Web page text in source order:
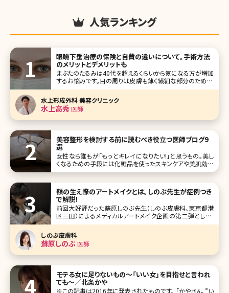
人気ランキング
眼瞼下垂治療の保険と自費の違いについて。手術方法
のメリットとデメリットも
まぶたのたるみは40代を超えるくらいから気になる方が増加
するお悩みです。目の周りは皮膚も薄く繊細な部分のため、く
すみなどのお悩みをよくお聞きしますが、その中でも特に目
が開けづらくなってきた、目元がたるんでとても老けて見える
とのお悩みがとても多いです。 特に40代からだんだんとまぶ
たが重くなった
水上形成外科 美容クリニック
水上高秀医師
美容整形を検討する前に読むべき役立つ医師ブログ9
選
女性なら誰もが「もっとキレイになりたい!」と思うもの。美し
くなるための手段には化粧品を使ったスキンケアや美肌効果
の期待できるサプリメントなどいろいろありますが、こうした
医療の施術です。 美しくなるための最終手段といってもいい
美容医療で
額の生え際のアートメイクとは。しのぶ先生が症例つき
で解説!
前回大好評だった蘇原しのぶ先生（しのぶ皮膚科、東京都港
区三田）によるメディカルアートメイク企画の第二弾として、
今回は額の生え際のアートメイクについて解説してもらいま
した。 小顔になりたい、最近額が広くなった気がする、髪の毛
が瘦せ細り、生え際の薄毛が気になってきた方など必見の内
容です! 大きく印象
しのぶ皮膚科
蘇原しのぶ医師
モテる女に足りないもの～「いい女」を目指せと言われ
ても～／北条かや
※この記事は2016年に発表されたものです。 「かやさん、”い